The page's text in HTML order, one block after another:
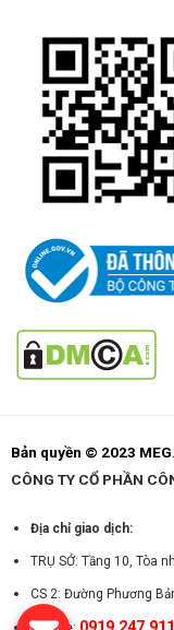
Bản quyền © 2023
CÔNG TY CỔ PHẦN
Địa chỉ giao dịch:
TRỤ SỞ: Tầng 10, Tòa
CS 2: Đường Phương